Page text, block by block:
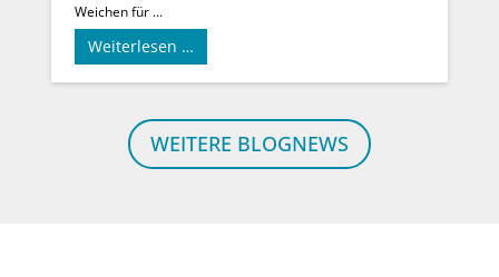
Weichen für ...
Weiterlesen …
WEITERE BLOGNEWS